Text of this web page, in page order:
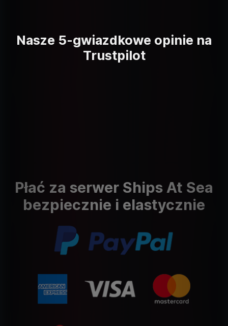
Nasze 5-gwiazdkowe opinie na
Trustpilot
Płać za serwer Ships At Sea
bezpiecznie i elastycznie